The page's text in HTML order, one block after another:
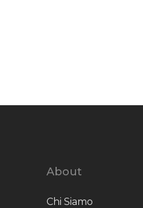
About
Chi Siamo